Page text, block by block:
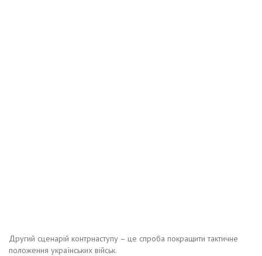
Другий сценарій контрнаступу – це спроба покращити тактичне
положення українських військ.